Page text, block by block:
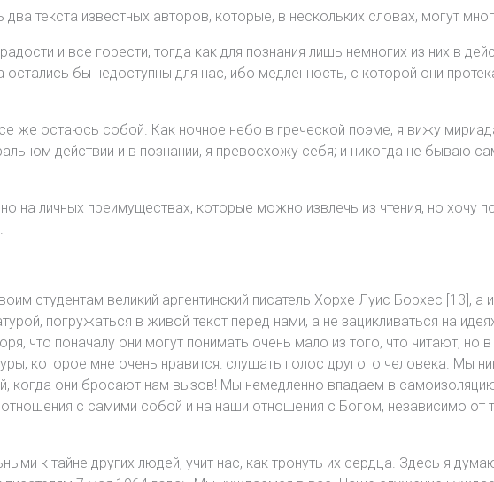
текста известных авторов, которые, в нескольких словах, могут
и все горести, тогда как для познания лишь немногих из них в
бы недоступны для нас, ибо медленность, с которой они
же остаюсь собой. Как ночное небо в греческой поэме, я вижу
действии и в познании, я превосхожу себя; и никогда не бываю
на личных преимуществах, которые можно извлечь из чтения, но хочу
студентам великий аргентинский писатель Хорхе Луис Борхес [13], а
погружаться в живой текст перед нами, а не зацикливаться на
что поначалу они могут понимать очень мало из того, что читают, но
которое мне очень нравится: слушать голос другого человека. Мы
когда они бросают нам вызов! Мы немедленно впадаем в
отношения с самими собой и на наши отношения с Богом, независимо от
к тайне других людей, учит нас, как тронуть их сердца. Здесь я